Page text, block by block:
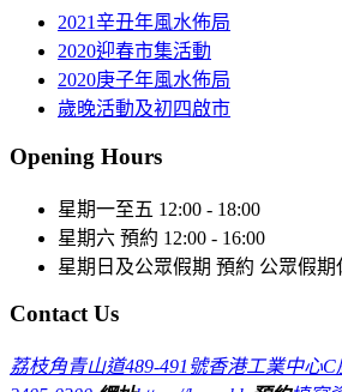
2021辛丑年風水佈局
2020迎春市集活動
2020庚子年風水佈局
歲晚活動及初四啟市
Opening Hours
星期一至五 12:00 - 18:00
星期六 預約 12:00 - 16:00
星期日及公眾假期 預約 公眾假期
Contact Us
荔枝角青山道489-491號香港工業中心C